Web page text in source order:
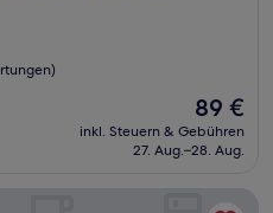
Der
Preis
beträgt
89 €
inkl. Steuern & Gebühren
27. Aug.–28. Aug.
Venice & Beach Getaway